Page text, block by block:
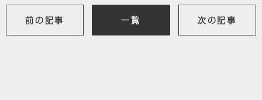
前の記事 一覧 次の記事